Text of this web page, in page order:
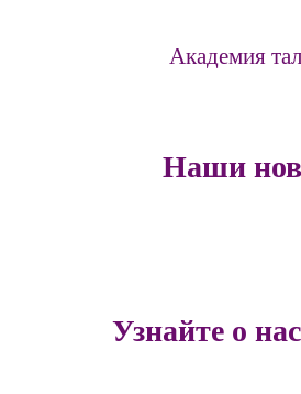
Академия
Наши
Узнайте о